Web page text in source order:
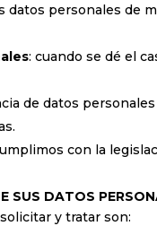
datos personales de
: cuando se dé el
de datos
con la
SUS DATOS
y tratar son: